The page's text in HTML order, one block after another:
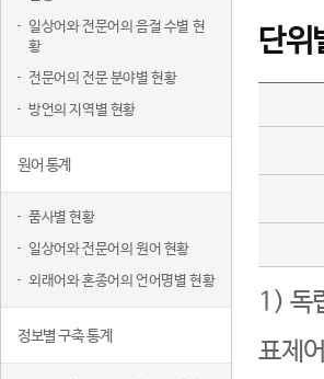
일상어와 전문어의 음절 수별 현
황
전문어의 전문 분야별 현황
방언의 지역별 현황
원어 통계
품사별 현황
일상어와 전문어의 원어 현황
외래어와 혼종어의 언어명별 현황
정보별 구축 통계
단위
1) 독
표제